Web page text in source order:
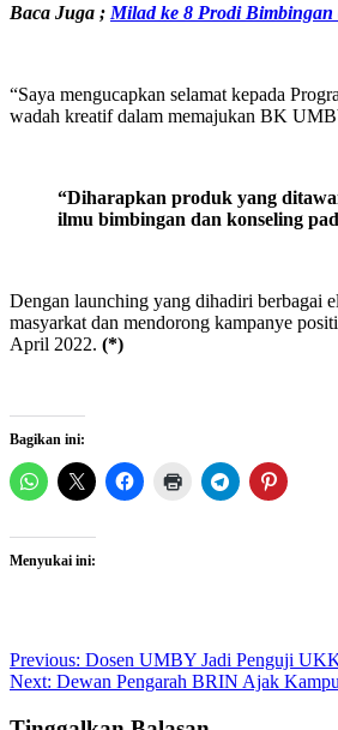
Baca Juga ; Milad ke 8 Prodi
“Saya mengucapkan selamat kepada
wadah kreatif dalam memajukan BK
“Diharapkan produk yang
ilmu bimbingan dan konseling
Dengan launching yang dihadiri berbagai
masyarkat dan mendorong kampanye
April 2022. (*)
Bagikan ini:
Menyukai ini:
Post
navigation
Previous: Dosen UMBY Jadi Penguji
Next: Dewan Pengarah BRIN Ajak